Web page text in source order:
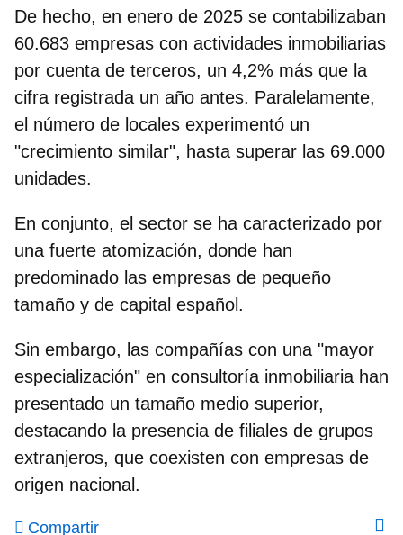
De hecho, en enero de 2025 se contabilizaban
60.683 empresas con actividades inmobiliarias
por cuenta de terceros, un 4,2% más que la
cifra registrada un año antes. Paralelamente,
el número de locales experimentó un
"crecimiento similar", hasta superar las 69.000
unidades.
En conjunto, el sector se ha caracterizado por
una fuerte atomización, donde han
predominado las empresas de pequeño
tamaño y de capital español.
Sin embargo, las compañías con una "mayor
especialización" en consultoría inmobiliaria han
presentado un tamaño medio superior,
destacando la presencia de filiales de grupos
extranjeros, que coexisten con empresas de
origen nacional.
Compartir